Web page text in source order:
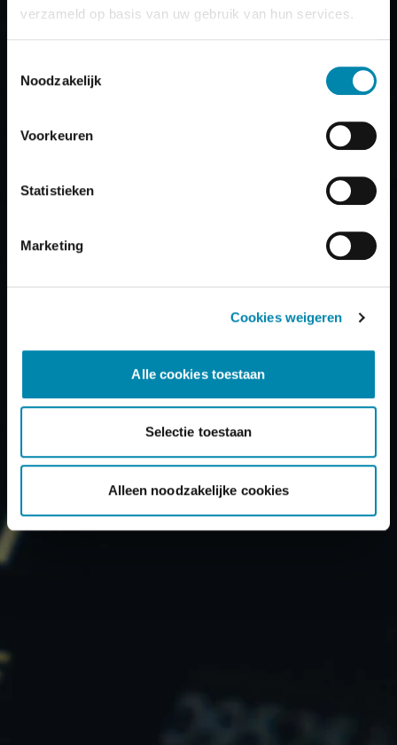
verzameld op basis van uw gebruik van hun services.
Noodzakelijk
Voorkeuren
Statistieken
Marketing
Cookies weigeren
Alle cookies toestaan
Selectie toestaan
Alleen noodzakelijke cookies